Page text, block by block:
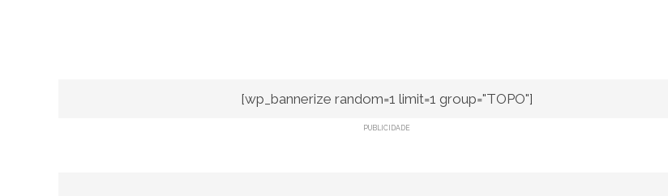
[wp_bannerize random=1 limit=1 group="TOPO"]
PUBLICIDADE